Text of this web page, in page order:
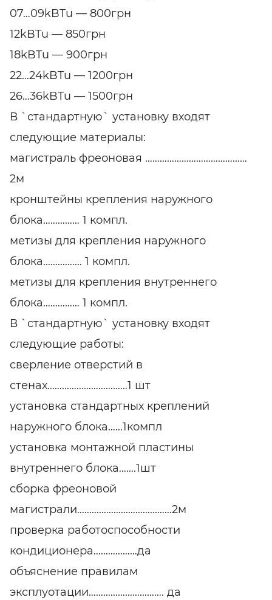
07…09kBTu — 800грн
12kBTu — 850грн
18kBTu — 900грн
22…24kBTu — 1200грн
26…36kBTu — 1500грн
В `стандартную` установку входят
следующие материалы:
магистраль фреоновая ……………………………………
2м
кронштейны крепления наружного
блока…………… 1 компл.
метизы для крепления наружного
блока……………. 1 компл.
метизы для крепления внутреннего
блока…………… 1 компл.
В `стандартную` установку входят
следующие работы:
сверление отверстий в
стенах……………………………1 шт
установка стандартных креплений
наружного блока……1компл
установка монтажной пластины
внутреннего блока…….1шт
сборка фреоновой
магистрали…………………………………2м
проверка работоспособности
кондиционера………………да
объяснение правилам
эксплуотации…………………………. да